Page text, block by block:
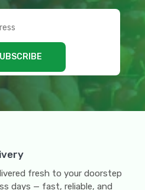
fresh to your doorstep
days — fast, reliable, and